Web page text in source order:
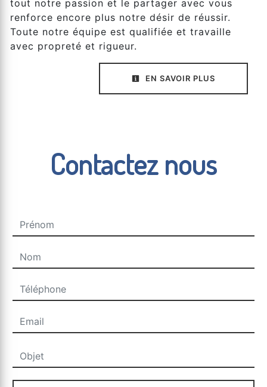
tout notre passion et le partager avec vous
renforce encore plus notre désir de réussir.
Toute notre équipe est qualifiée et travaille
avec propreté et rigueur.
EN SAVOIR PLUS
Contactez nous